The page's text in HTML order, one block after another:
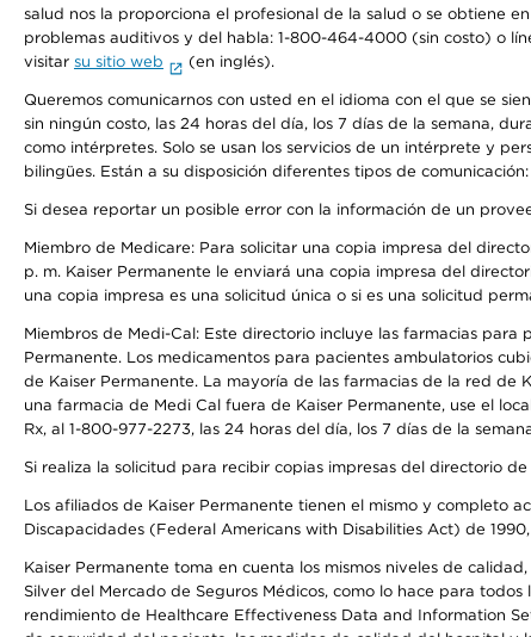
salud nos la proporciona el profesional de la salud o se obtiene
problemas auditivos y del habla: 1-800-464-4000 (sin costo) o
visitar su sitio web (en inglés).
Queremos comunicarnos con usted en el idioma con el que se
sin ningún costo, las 24 horas del día, los 7 días de la semana,
como intérpretes. Solo se usan los servicios de un intérprete y
bilingües. Están a su disposición diferentes tipos de
Si desea reportar un posible error con la información de un
Miembro de Medicare: Para solicitar una copia impresa del
p. m. Kaiser Permanente le enviará una copia impresa del
una copia impresa es una solicitud única o si es una solicitud
Miembros de Medi-Cal: Este directorio incluye las farmacias
Permanente. Los medicamentos para pacientes ambulatorios
de Kaiser Permanente. La mayoría de las farmacias de la red de
una farmacia de Medi Cal fuera de Kaiser Permanente, use el
Rx, al 1-800-977-2273, las 24 horas del día, los 7 días de la
Si realiza la solicitud para recibir copias impresas del directorio
Los afiliados de Kaiser Permanente tienen el mismo y completo
Discapacidades (Federal Americans with Disabilities Act) de
Kaiser Permanente toma en cuenta los mismos niveles de
Silver del Mercado de Seguros Médicos, como lo hace para
rendimiento de Healthcare Effectiveness Data and Information